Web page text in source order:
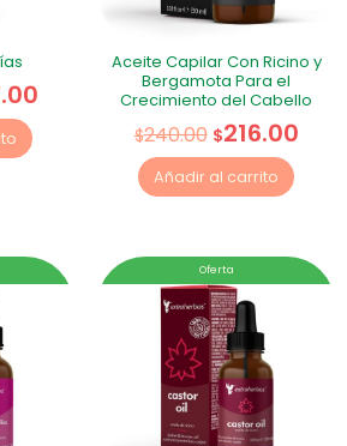
Aceite Capilar Con Ricino y
Bergamota Para el
Crecimiento del Cabello
$240.00 $216.00
Añadir al carrito
Oferta